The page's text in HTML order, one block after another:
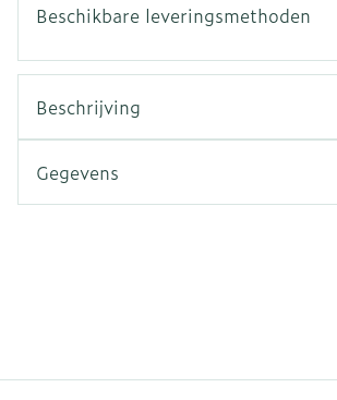
Beschikbare leveringsmethoden
Beschrijving
Gegevens